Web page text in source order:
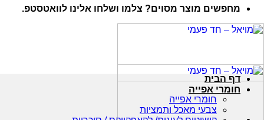
מחפשים מוצר מסוים? צלמו ושלחו אלינו לוואטסטפ.
דף הבית
חומרי אפייה
חומרי אפייה
צבעי מאכל ותמציות